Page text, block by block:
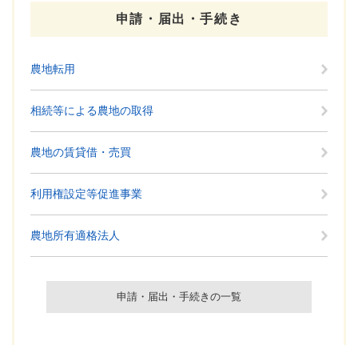
申請・届出・手続き
農地転用
相続等による農地の取得
農地の賃貸借・売買
利用権設定等促進事業
農地所有適格法人
申請・届出・手続きの一覧